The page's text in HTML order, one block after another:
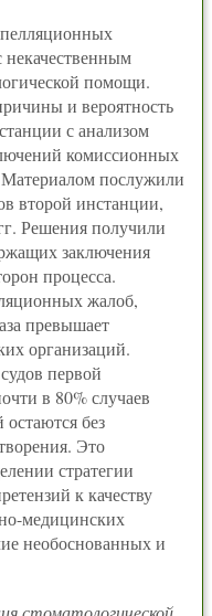
помощи.
и вероятность
с анализом
комиссионных
послужили
второй инстанции,
Решения получили
заключения
процесса.
жалоб,
превышает
организаций.
первой
в 80% случаев
без
Это
стратегии
к качеству
медицинских
необоснованных и